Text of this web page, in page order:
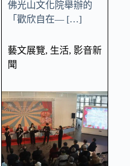
佛光山文化院舉辦的
「歡欣自在— […]
藝文展覽, 生活, 影音新
聞